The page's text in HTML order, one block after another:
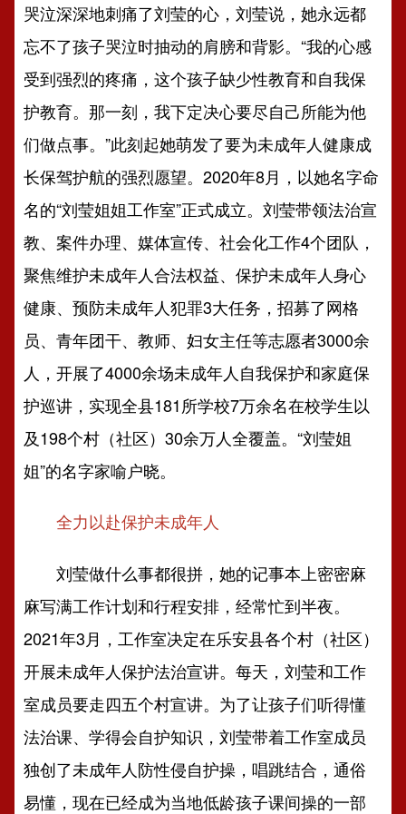
哭泣深深地刺痛了刘莹的心，刘莹说，她永远都
忘不了孩子哭泣时抽动的肩膀和背影。“我的心感
受到强烈的疼痛，这个孩子缺少性教育和自我保
护教育。那一刻，我下定决心要尽自己所能为他
们做点事。”此刻起她萌发了要为未成年人健康成
长保驾护航的强烈愿望。2020年8月，以她名字命
名的“刘莹姐姐工作室”正式成立。刘莹带领法治宣
教、案件办理、媒体宣传、社会化工作4个团队，
聚焦维护未成年人合法权益、保护未成年人身心
健康、预防未成年人犯罪3大任务，招募了网格
员、青年团干、教师、妇女主任等志愿者3000余
人，开展了4000余场未成年人自我保护和家庭保
护巡讲，实现全县181所学校7万余名在校学生以
及198个村（社区）30余万人全覆盖。“刘莹姐
姐”的名字家喻户晓。
全力以赴保护未成年人
刘莹做什么事都很拼，她的记事本上密密麻
麻写满工作计划和行程安排，经常忙到半夜。
2021年3月，工作室决定在乐安县各个村（社区）
开展未成年人保护法治宣讲。每天，刘莹和工作
室成员要走四五个村宣讲。为了让孩子们听得懂
法治课、学得会自护知识，刘莹带着工作室成员
独创了未成年人防性侵自护操，唱跳结合，通俗
易懂，现在已经成为当地低龄孩子课间操的一部